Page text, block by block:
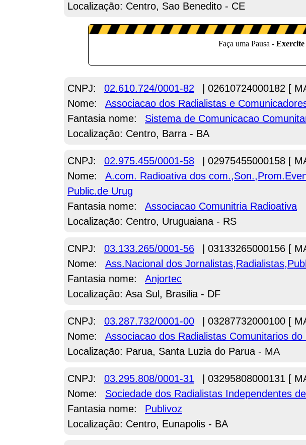
Localização: Centro, Sao Benedito - CE
CNPJ: 02.610.724/0001-82
| 02610724000182 [
Nome:
Associacao dos Radialistas e
Fantasia nome:
Sistema de Comunicacao
Localização: Centro, Barra - BA
CNPJ: 02.975.455/0001-58
| 02975455000158 [
Nome:
A.com. Radioativa dos
Public.de Urug
Fantasia nome:
Associacao Comunitria Radioativa
Localização: Centro, Uruguaiana - RS
CNPJ: 03.133.265/0001-56
| 03133265000156 [
Nome:
Ass.Nacional dos
Fantasia nome:
Anjortec
Localização: Asa Sul, Brasilia - DF
CNPJ: 03.287.732/0001-00
| 03287732000100 [
Nome:
Associacao dos Radialistas Comunitarios do
Localização: Parua, Santa Luzia do Parua - MA
CNPJ: 03.295.808/0001-31
| 03295808000131 [
Nome:
Sociedade dos Radialistas Independentes
Fantasia nome:
Publivoz
Localização: Centro, Eunapolis - BA